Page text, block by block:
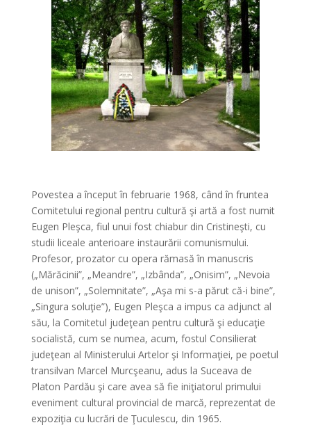
Povestea a început în februarie 1968, când în fruntea
Comitetului regional pentru cultură şi artă a fost numit
Eugen Pleşca, fiul unui fost chiabur din Cristineşti, cu
studii liceale anterioare instaurării comunismului.
Profesor, prozator cu opera rămasă în manuscris
(„Mărăcinii”, „Meandre”, „Izbânda”, „Onisim”, „Nevoia
de unison”, „Solemnitate”, „Aşa mi s-a părut că-i bine”,
„Singura soluţie”), Eugen Pleşca a impus ca adjunct al
său, la Comitetul judeţean pentru cultură şi educaţie
socialistă, cum se numea, acum, fostul Consilierat
judeţean al Ministerului Artelor şi Informaţiei, pe poetul
transilvan Marcel Murcşeanu, adus la Suceava de
Platon Pardău şi care avea să fie iniţiatorul primului
eveniment cultural provincial de marcă, reprezentat de
expoziţia cu lucrări de Ţuculescu, din 1965.